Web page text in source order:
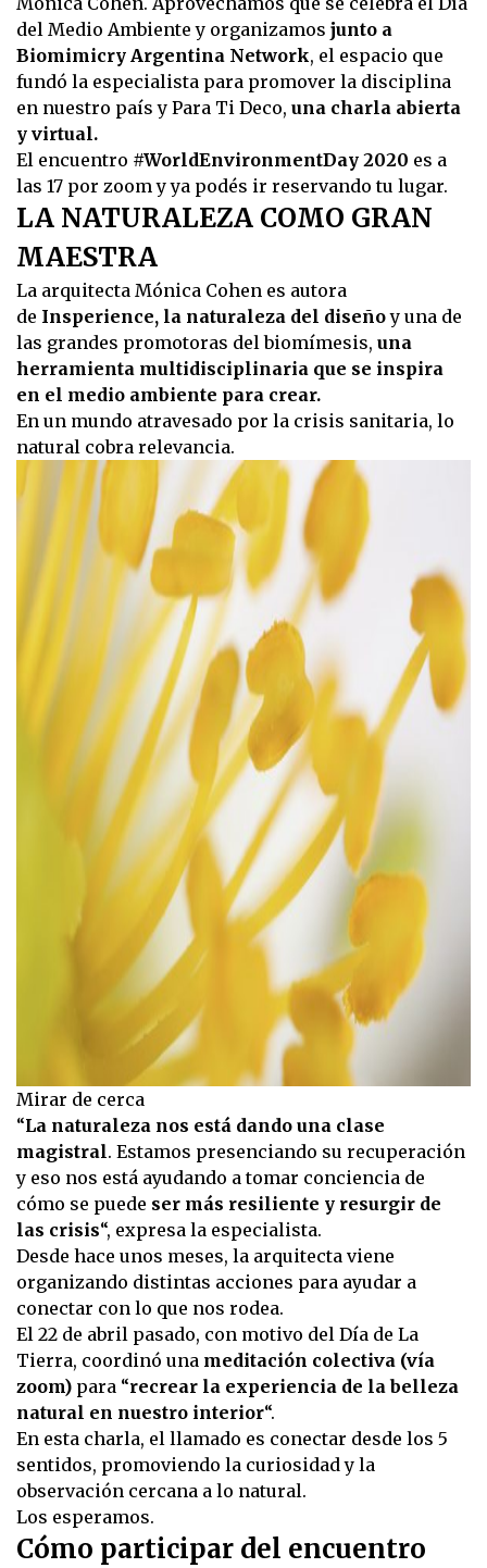
del Medio Ambiente y organizamos junto a
Biomimicry Argentina Network, el espacio que
fundó la especialista para promover la disciplina
en nuestro país y Para Ti Deco, una charla abierta
y virtual.
El encuentro #WorldEnvironmentDay 2020 es a
las 17 por zoom y ya podés ir reservando tu lugar.
LA NATURALEZA COMO GRAN
MAESTRA
La arquitecta Mónica Cohen es autora
de Insperience, la naturaleza del diseñoy una de
las grandes promotoras del biomímesis, una
herramienta multidisciplinaria que se inspira
en el medio ambiente para crear.
En un mundo atravesado por la crisis sanitaria, lo
natural cobra relevancia.
Mirar de cerca
“La naturaleza nos está dando una clase
magistral. Estamos presenciando su recuperación
y eso nos está ayudando a tomar conciencia de
cómo se puede ser más resiliente y resurgir de
las crisis“, expresa la especialista.
Desde hace unos meses, la arquitecta viene
organizando distintas acciones para ayudar a
conectar con lo que nos rodea.
El 22 de abril pasado, con motivo del Día de La
Tierra, coordinó una meditación colectiva (vía
zoom) para “recrear la experiencia de la belleza
natural en nuestro interior“.
En esta charla, el llamado es conectar desde los 5
sentidos, promoviendo la curiosidad y la
observación cercana a lo natural.
Los esperamos.
Cómo participar del encuentro